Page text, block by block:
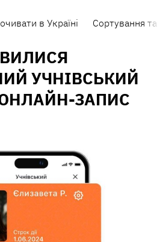
в Україні Сортування та
УЧНІВСЬКИЙ
ЗАПИС